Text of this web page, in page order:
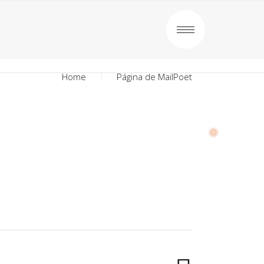
Home Página de MailPoet